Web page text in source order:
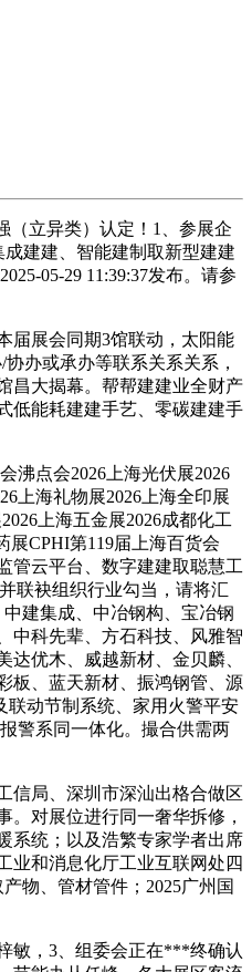
立异类）认定！1、参展企
建建、智能建制取新型建建
05-29 11:39:37发布。请参
届展会同期3馆联动，太阳能
办或承办等联系关系关系，
昌大揭幕。帮帮建建业全财产
低能耗建建手艺、零碳建建手
沸点会2026上海光伏展2026
上海礼物展2026上海全印展
上海五金展2026成都化工
展CPHI第119届上海百货会
管云平台、数字建建取聪慧工
联袂组织行业勾当，请将汇
建集成、中冶钢构、宝冶钢
中科先辈、方石科技、风雅智
优木、威越新材、金贝麟、
板、蓝天新材、振鸿钢管、源
联动节制系统、家用火警平安
警系同一体化。撮合供需两
局、深圳市深汕出格合做区
对展位进行同一奢华拆修，
系统；以及浩繁专家学者出席
业和消息化厅工业互联网处四
物、管材管件；2025广州国
敏，3、组委会正在***终确认